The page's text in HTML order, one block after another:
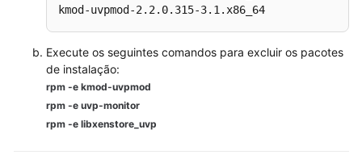
uma
privada
de
Windows
Otimizando
kmod-uvpmod-2.2.0.315-3.1.x86_64
Execute os seguintes comandos para excluir os pacotes
de instalação:
rpm -e kmod-uvpmod
rpm -e uvp-monitor
rpm -e libxenstore_uvp